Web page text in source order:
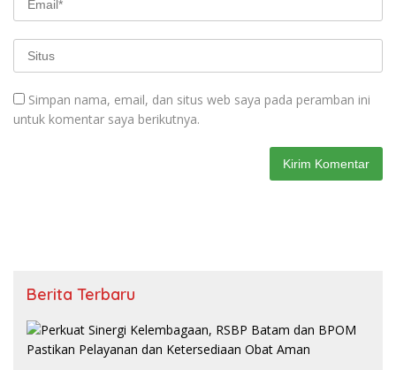
Simpan nama, email, dan situs web saya pada peramban ini
untuk komentar saya berikutnya.
Berita Terbaru